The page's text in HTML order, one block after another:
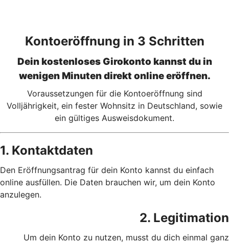
Kontoeröffnung in 3 Schritten
Dein kostenloses Girokonto kannst du in
wenigen Minuten direkt online eröffnen.
Voraussetzungen für die Kontoeröffnung sind
Volljährigkeit, ein fester Wohnsitz in Deutschland, sowie
ein gültiges Ausweisdokument.
1. Kontaktdaten
Den Eröffnungsantrag für dein Konto kannst du einfach
online ausfüllen. Die Daten brauchen wir, um dein Konto
anzulegen.
2. Legitimation
Um dein Konto zu nutzen, musst du dich einmal ganz